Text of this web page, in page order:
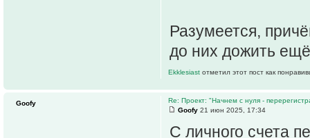
Разумеется,
до них дожить
Ekklesiast отметил этот пост как
Re: Проект: "Начнем с нуля -
Goofy 21 июн 2025, 17:34
С личного счета
Goofy